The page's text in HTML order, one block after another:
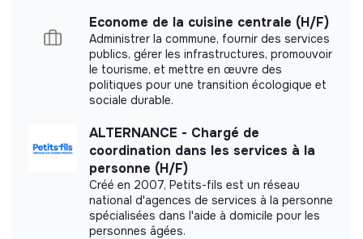
Impact study
Carried out an internal impact measurement.
Read our impact report
Labels and certifications
Econome de la cuisine centrale (H/F)
Administrer la commune, fournir des services
publics, gérer les infrastructures, promouvoir
le tourisme, et mettre en œuvre des
politiques pour une transition écologique et
sociale durable.
ALTERNANCE - Chargé de
coordination dans les services à la
personne (H/F)
Créé en 2007, Petits-fils est un réseau
national d'agences de services à la personne
spécialisées dans l'aide à domicile pour les
personnes âgées.